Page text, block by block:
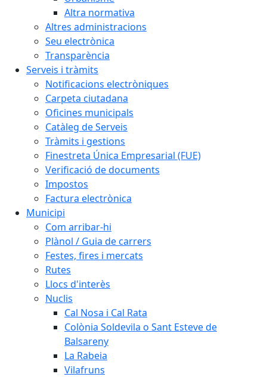
Altra normativa
Altres administracions
Seu electrònica
Transparència
Serveis i tràmits
Notificacions electròniques
Carpeta ciutadana
Oficines municipals
Catàleg de Serveis
Tràmits i gestions
Finestreta Única Empresarial (FUE)
Verificació de documents
Impostos
Factura electrònica
Municipi
Com arribar-hi
Plànol / Guia de carrers
Festes, fires i mercats
Rutes
Llocs d'interès
Nuclis
Cal Nosa i Cal Rata
Colònia Soldevila o Sant Esteve de
Balsareny
La Rabeia
Vilafruns